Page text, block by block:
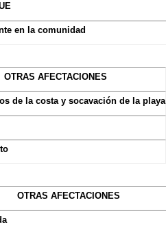
en la comunidad
OTRAS AFECTACIONES
de la costa y socavación de la playa
OTRAS AFECTACIONES